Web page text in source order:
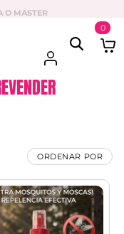
O MASTER
0
ORDENAR POR